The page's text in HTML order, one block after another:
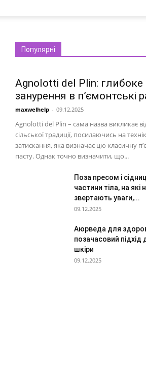
Популярні
Agnolotti del Plin: глибоке
занурення в п’ємонтські
maxwelhelp - 09.12.2025
Agnolotti del Plin – сама назва викликає
сільської традиції, посилаючись на
затискання, яка визначає цю класичну
пасту. Однак точно визначити, що...
Поза пресом і
частини тіла, на які
звертають уваги,...
09.12.2025
Аюрведа для
позачасовий підхід
шкіри
09.12.2025